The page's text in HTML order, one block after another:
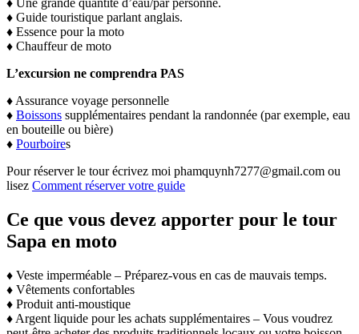
♦️ Guide touristique parlant anglais.
♦️ Essence pour la moto
♦️ Chauffeur de moto
L’excursion ne comprendra PAS
♦️ Assurance voyage personnelle
♦️ Boissons supplémentaires pendant la randonnée (par exemple, eau
en bouteille ou bière)
♦️ Pourboires
Pour réserver le tour écrivez moi phamquynh7277@gmail.com ou
lisez Comment réserver votre guide
Ce que vous devez apporter pour le tour
Sapa en moto
♦️ Veste imperméable – Préparez-vous en cas de mauvais temps.
♦️ Vêtements confortables
♦️ Produit anti-moustique
♦️ Argent liquide pour les achats supplémentaires – Vous voudrez